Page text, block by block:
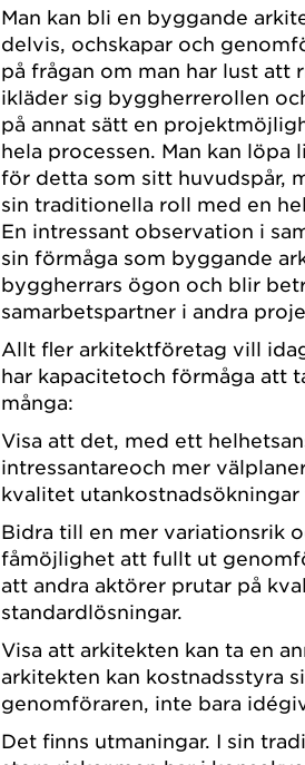
Man kan bli en byggande
delvis, ochskapar och
på frågan om man har lust att
ikläder sig byggherrerollen
på annat sätt en
hela processen. Man kan
för detta som sitt huvudspår,
sin traditionella roll med en
En intressant observation i
sin förmåga som byggande
byggherrars ögon och blir
samarbetspartner i andra
Allt fler arkitektföretag vill
har kapacitetoch förmåga att
många:
Visa att det, med ett
intressantareoch mer
kvalitet
Bidra till en mer variationsrik
fåmöjlighet att fullt ut
att andra aktörer prutar på
standardlösningar.
Visa att arkitekten kan ta en
arkitekten kan kostnadsstyra
genomföraren, inte bara
Det finns utmaningar. I sin